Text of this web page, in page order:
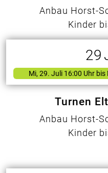
Anbau Horst-
Kinder
29
Mi, 29. Juli 16:00 Uhr bis
Turnen
Anbau Horst-
Kinder